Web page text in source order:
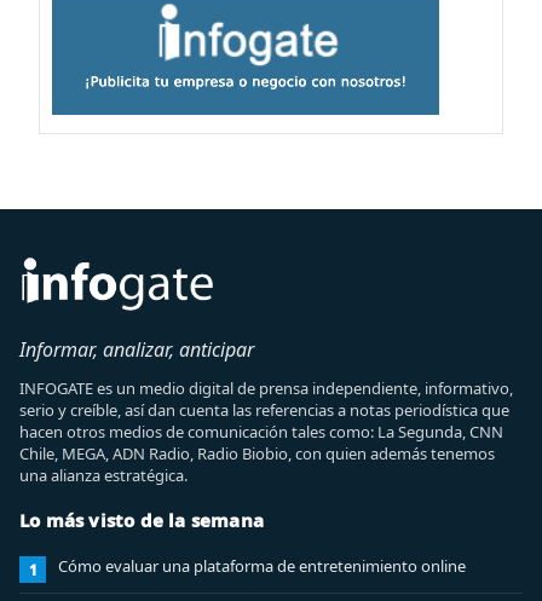
Informar, analizar, anticipar
INFOGATE es un medio digital de prensa independiente, informativo,
serio y creíble, así dan cuenta las referencias a notas periodística que
hacen otros medios de comunicación tales como: La Segunda, CNN
Chile, MEGA, ADN Radio, Radio Biobio, con quien además tenemos
una alianza estratégica.
Lo más visto de la semana
1 Cómo evaluar una plataforma de entretenimiento online